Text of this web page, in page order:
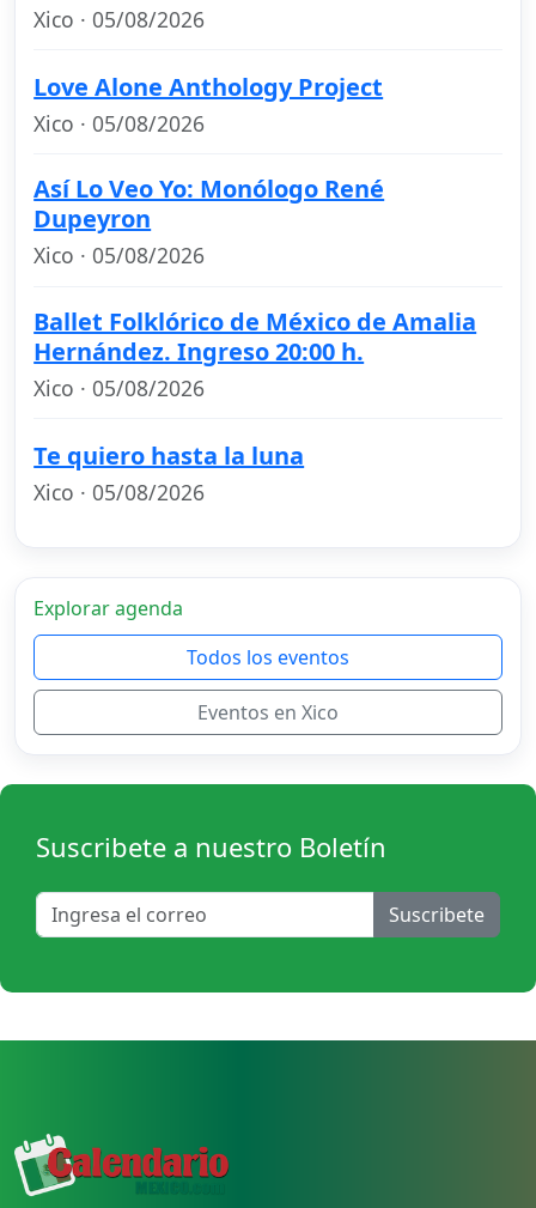
Xico · 05/08/2026
Love Alone Anthology Project
Xico · 05/08/2026
Así Lo Veo Yo: Monólogo René
Dupeyron
Xico · 05/08/2026
Ballet Folklórico de México de Amalia
Hernández. Ingreso 20:00 h.
Xico · 05/08/2026
Te quiero hasta la luna
Xico · 05/08/2026
Explorar agenda
Todos los eventos
Eventos en Xico
Suscribete a nuestro Boletín
Suscribete